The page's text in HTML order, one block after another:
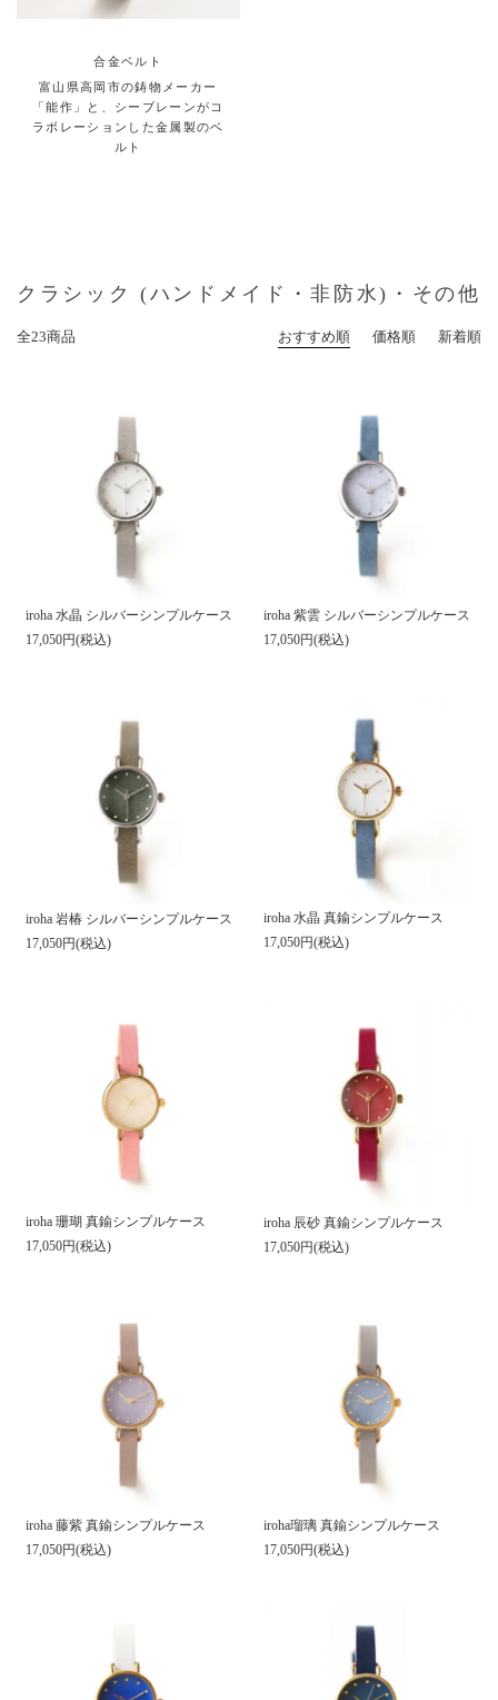
合金ベルト
富山県高岡市の鋳物メーカー
「能作」と、シーブレーンがコ
ラボレーションした金属製のベ
ルト
クラシック (ハンドメイド・非防水)・その他
全23商品 おすすめ順 価格順 新着順
iroha 水晶 シルバーシンプルケース
17,050円(税込)
iroha 紫雲 シルバーシンプルケース
17,050円(税込)
iroha 岩椿 シルバーシンプルケース
17,050円(税込)
iroha 水晶 真鍮シンプルケース
17,050円(税込)
iroha 珊瑚 真鍮シンプルケース
17,050円(税込)
iroha 辰砂 真鍮シンプルケース
17,050円(税込)
iroha 藤紫 真鍮シンプルケース
17,050円(税込)
iroha瑠璃 真鍮シンプルケース
17,050円(税込)